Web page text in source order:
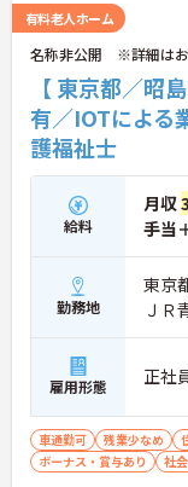
い！
有料老人ホーム
名称非公開 ※詳細はお
【 東京都／昭
有／IOTによる
護福祉士
給料
月収
手当
勤務地
東京
ＪＲ
雇用形態 正社
車通勤可 残業少なめ
ボーナス・賞与あり
社